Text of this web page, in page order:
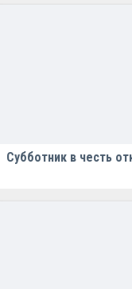
Субботник в честь